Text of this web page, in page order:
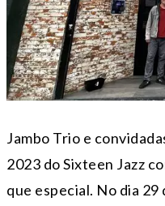
Jambo Trio e
2023 do Sixteen Jazz
que especial. No dia